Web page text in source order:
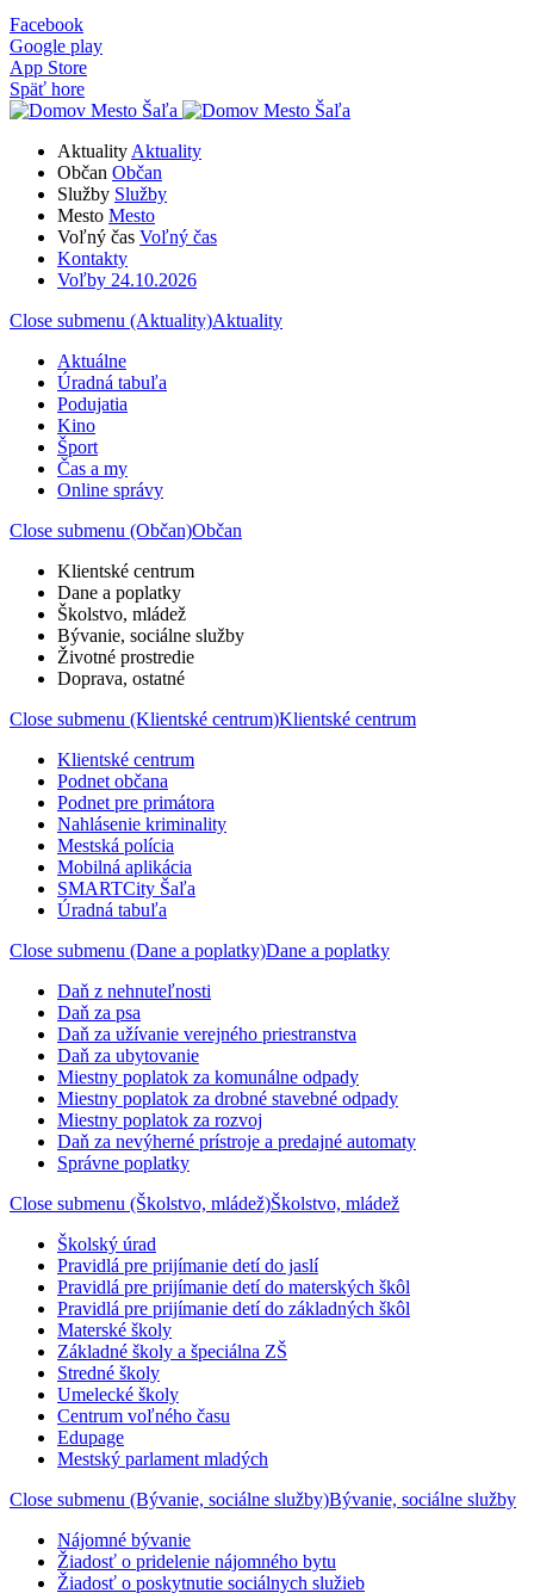
Facebook
Google play
App Store
Späť hore
Aktuality Aktuality
Občan Občan
Služby Služby
Mesto Mesto
Voľný čas Voľný čas
Kontakty
Voľby 24.10.2026
Close submenu (Aktuality)Aktuality
Aktuálne
Úradná tabuľa
Podujatia
Kino
Šport
Čas a my
Online správy
Close submenu (Občan)Občan
Klientské centrum
Dane a poplatky
Školstvo, mládež
Bývanie, sociálne služby
Životné prostredie
Doprava, ostatné
Close submenu (Klientské centrum)Klientské centrum
Klientské centrum
Podnet občana
Podnet pre primátora
Nahlásenie kriminality
Mestská polícia
Mobilná aplikácia
SMARTCity Šaľa
Úradná tabuľa
Close submenu (Dane a poplatky)Dane a poplatky
Daň z nehnuteľnosti
Daň za psa
Daň za užívanie verejného priestranstva
Daň za ubytovanie
Miestny poplatok za komunálne odpady
Miestny poplatok za drobné stavebné odpady
Miestny poplatok za rozvoj
Daň za nevýherné prístroje a predajné automaty
Správne poplatky
Close submenu (Školstvo, mládež)Školstvo, mládež
Školský úrad
Pravidlá pre prijímanie detí do jaslí
Pravidlá pre prijímanie detí do materských škôl
Pravidlá pre prijímanie detí do základných škôl
Materské školy
Základné školy a špeciálna ZŠ
Stredné školy
Umelecké školy
Centrum voľného času
Edupage
Mestský parlament mladých
Close submenu (Bývanie, sociálne služby)Bývanie, sociálne služby
Nájomné bývanie
Žiadosť o pridelenie nájomného bytu
Žiadosť o poskytnutie sociálnych služieb